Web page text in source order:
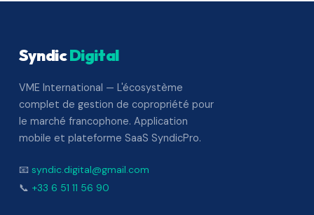
SyndicDigital
VME International — L'écosystème
complet de gestion de copropriété pour
le marché francophone. Application
mobile et plateforme SaaS SyndicPro.
📧 syndic.digital@gmail.com
📞 +33 6 51 11 56 90